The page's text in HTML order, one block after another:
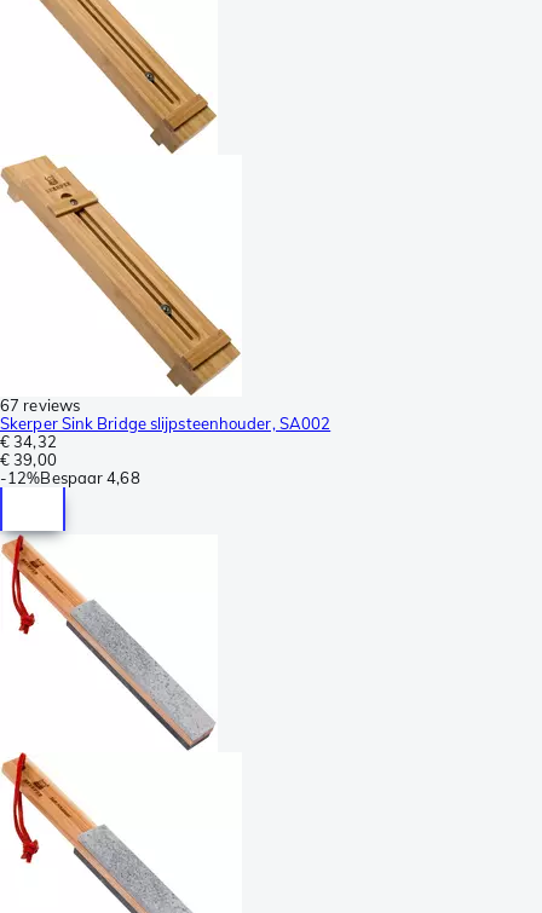
67 reviews
Skerper Sink Bridge slijpsteenhouder, SA002
€ 34,32
€ 39,00
-12%Bespaar 4,68